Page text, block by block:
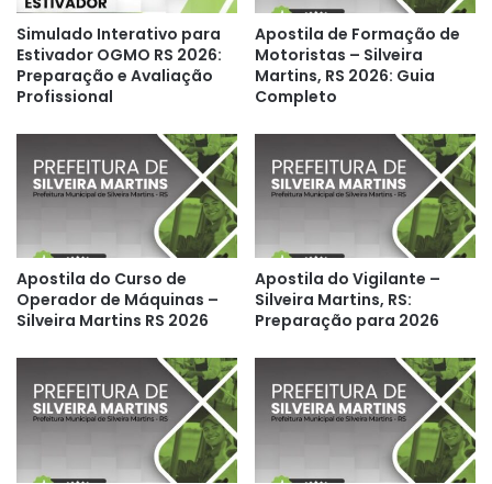
Simulado Interativo para
Estivador OGMO RS 2026:
Preparação e Avaliação
Profissional
Apostila de Formação de
Motoristas – Silveira
Martins, RS 2026: Guia
Completo
Apostila do Curso de
Operador de Máquinas –
Silveira Martins RS 2026
Apostila do Vigilante –
Silveira Martins, RS:
Preparação para 2026